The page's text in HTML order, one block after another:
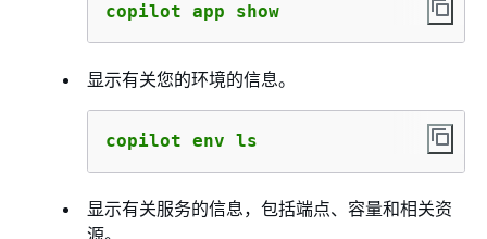
copilot app show
显示有关您的环境的信息。
copilot env ls
显示有关服务的信息，包括端点、容量和相关资
源。